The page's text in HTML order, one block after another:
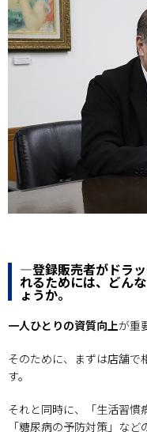
―登録販売者がドラ
れるためには、どん
ょうか。
一人ひとりの資質向上が重
そのために、まずは店舗で
す。
それと同時に、「生活習慣
「糖尿病の予防対策」な